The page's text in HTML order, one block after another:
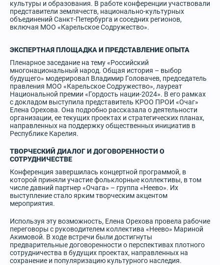
культуры и образования. В работе конференции участвовали
представители землячеств, национально-культурных
объединений Санкт-Петербурга и соседних регионов,
включая МОО «Карельское Содружество».
ЭКСПЕРТНАЯ ПЛОЩАДКА И ПРЕДСТАВЛЕНИЕ ОПЫТА
Пленарное заседание на тему «Российский
многонациональный народ. Общая история – выбор
будущего» модерировал Владимир Головачев, председатель
правления МОО «Карельское Содружество», лауреат
Национальной премии «Гордость нации-2024». В его рамках
с докладом выступила представитель КРОО ПРОИ «Очаг»
Елена Орехова. Она подробно рассказала о деятельности
организации, ее текущих проектах и стратегических планах,
направленных на поддержку общественных инициатив в
Республике Карелия.
ТВОРЧЕСКИЙ ДИАЛОГ И ДОГОВОРЕННОСТИ О
СОТРУДНИЧЕСТВЕ
Конференция завершилась концертной программой, в
которой приняли участие фольклорные коллективы, в том
числе давний партнер «Очага» – группа «Неево». Их
выступление стало ярким творческим акцентом
мероприятия.
Используя эту возможность, Елена Орехова провела рабочие
переговоры с руководителем коллектива «Неево» Мариной
Акимовой. В ходе встречи были достигнуты
предварительные договоренности о перспективах плотного
сотрудничества в будущих проектах, направленных на
сохранение и популяризацию культурного наследия.